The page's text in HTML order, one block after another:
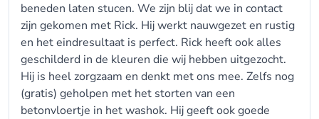
beneden laten stucen. We zijn blij dat we in contact
zijn gekomen met Rick. Hij werkt nauwgezet en rustig
en het eindresultaat is perfect. Rick heeft ook alles
geschilderd in de kleuren die wij hebben uitgezocht.
Hij is heel zorgzaam en denkt met ons mee. Zelfs nog
(gratis) geholpen met het storten van een
betonvloertje in het washok. Hij geeft ook goede